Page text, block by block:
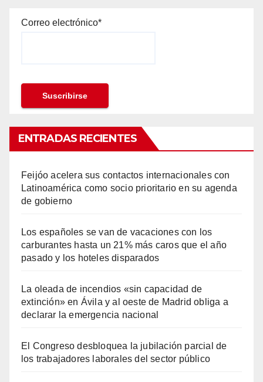
Correo electrónico*
ENTRADAS RECIENTES
Feijóo acelera sus contactos internacionales con
Latinoamérica como socio prioritario en su agenda
de gobierno
Los españoles se van de vacaciones con los
carburantes hasta un 21% más caros que el año
pasado y los hoteles disparados
La oleada de incendios «sin capacidad de
extinción» en Ávila y al oeste de Madrid obliga a
declarar la emergencia nacional
El Congreso desbloquea la jubilación parcial de
los trabajadores laborales del sector público